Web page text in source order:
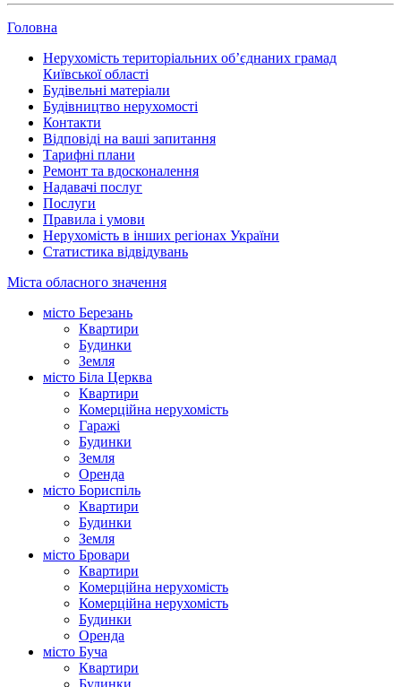
Головна
Нерухомість територіальних об’єднаних грамад
Київської області
Будівельні матеріали
Будівництво нерухомості
Контакти
Відповіді на ваші запитання
Тарифні плани
Ремонт та вдосконалення
Надавачі послуг
Послуги
Правила і умови
Нерухомість в інших регіонах України
Статистика відвідувань
Міста обласного значення
місто Березань
Квартири
Будинки
Земля
місто Біла Церква
Квартири
Комерційна нерухомість
Гаражі
Будинки
Земля
Оренда
місто Бориспіль
Квартири
Будинки
Земля
місто Бровари
Квартири
Комерційна нерухомість
Комерційна нерухомість
Будинки
Оренда
місто Буча
Квартири